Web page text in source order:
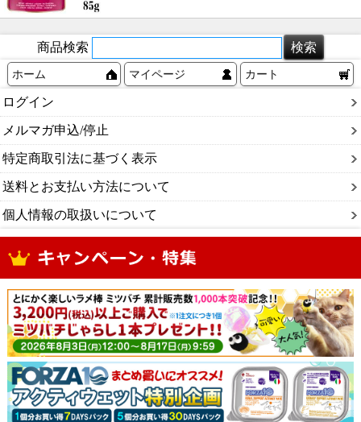
商品検索
ホーム マイページ カート
ログイン
メルマガ申込/停止
特定商取引法に基づく表示
送料とお支払い方法について
個人情報の取扱いについて